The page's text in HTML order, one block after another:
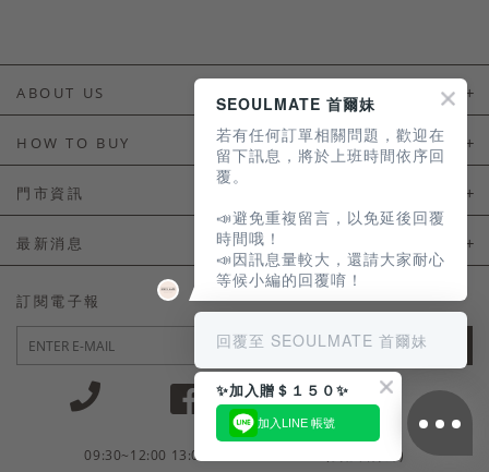
ABOUT US
HOW TO BUY
如何購買
會員常見問題
訂單常見問題
商品售後服務
電子發票
門市資訊
門市資訊
最新消息
LINE官方會員活動
訂閱電子報
JOIN
09:30~12:00 13:00~18:30 / Mon - Fri(例假日除外)
SEOULMATE 首爾妹
若有任何訂單相關問題，歡迎在
留下訊息，將於上班時間依序回
覆。
📣避免重複留言，以免延後回覆
時間哦！
📣因訊息量較大，還請大家耐心
等候小編的回覆唷！
回覆至 SEOULMATE 首爾妹
✨加入贈＄１５０✨
加入LINE 帳號